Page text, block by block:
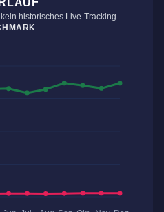
historisches Live-Tracking